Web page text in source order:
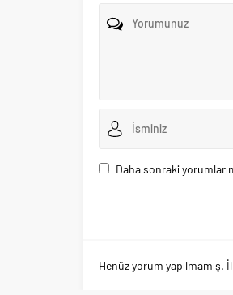
Daha sonraki
Henüz yorum yapılmamış.